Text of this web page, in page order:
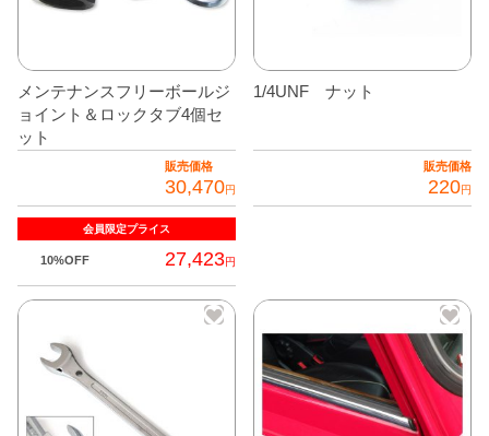
＋
中古パーツ/在庫限り
便利アイテム
全商品
メンテナンスフリーボールジ
ョイント＆ロックタブ4個セ
ット
販売価格
30,470円
会員限定プライス
10%OFF 27,423円
1/4UNF ナット
販売価格
220円